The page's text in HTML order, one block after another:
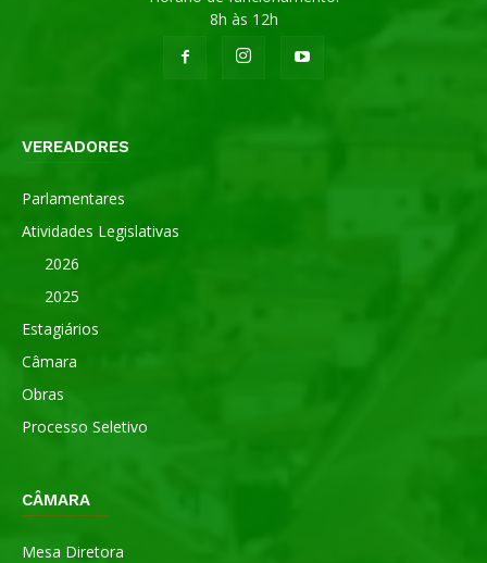
8h às 12h
VEREADORES
Parlamentares
Atividades Legislativas
2026
2025
Estagiários
Câmara
Obras
Processo Seletivo
CÂMARA
Mesa Diretora